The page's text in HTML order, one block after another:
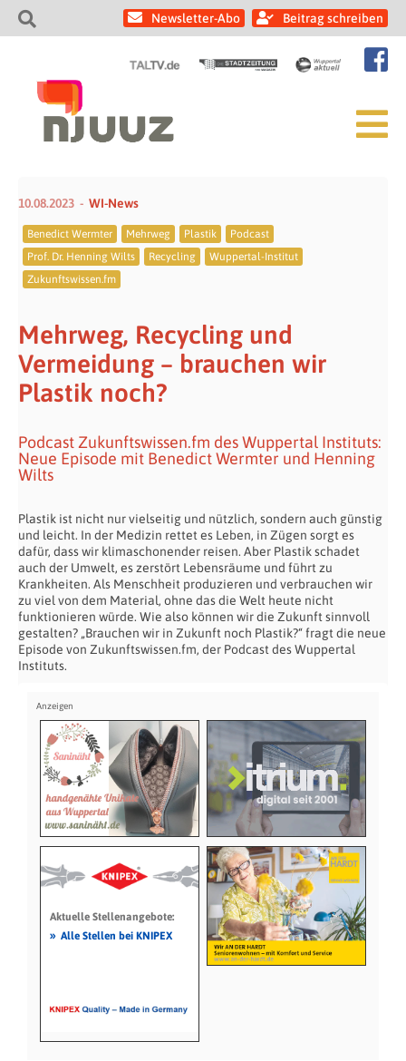
Newsletter-Abo Beitrag schreiben
10.08.2023 WI-News
Benedict Wermter Mehrweg Plastik
Podcast
Prof. Dr. Henning Wilts
Recycling
Wuppertal-Institut
Zukunftswissen.fm
Mehrweg, Recycling und
Vermeidung – brauchen wir
Plastik noch?
Podcast Zukunftswissen.fm des Wuppertal Instituts:
Neue Episode mit Benedict Wermter und Henning
Wilts
Plastik ist nicht nur vielseitig und nützlich, sondern auch günstig
und leicht. In der Medizin rettet es Leben, in Zügen sorgt es
dafür, dass wir klimaschonender reisen. Aber Plastik schadet
auch der Umwelt, es zerstört Lebensräume und führt zu
Krankheiten. Als Menschheit produzieren und verbrauchen wir
zu viel von dem Material, ohne das die Welt heute nicht
funktionieren würde. Wie also können wir die Zukunft sinnvoll
gestalten? „Brauchen wir in Zukunft noch Plastik?“ fragt die neue
Episode von Zukunftswissen.fm, der Podcast des Wuppertal
Instituts.
Aktuelle Stellenangebote:
» Alle Stellen bei KNIPEX